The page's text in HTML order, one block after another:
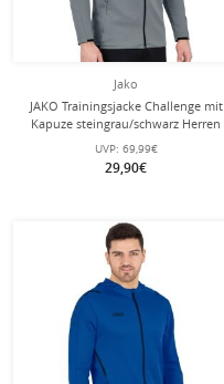
Jako
JAKO Trainingsjacke Challenge mit
Kapuze steingrau/schwarz Herren
UVP: 69,99€
29,90€